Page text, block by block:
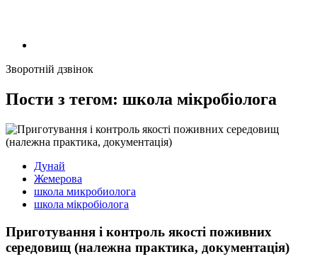
Зворотній дзвінок
Пости з тегом: школа мікробіолога
Дунай
Жемерова
школа микробиолога
школа мікробіолога
Приготування і контроль якості поживних
середовищ (належна практика, документація)